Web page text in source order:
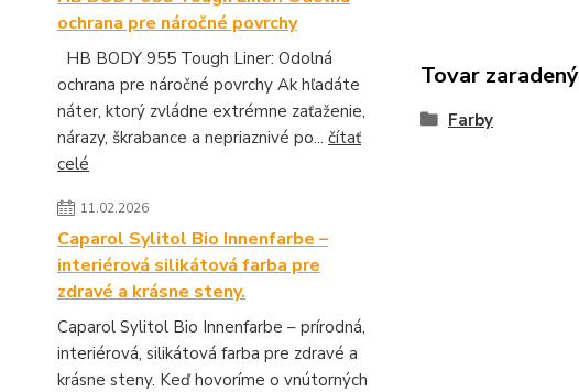
ochrana pre náročné povrchy
HB BODY 955 Tough Liner: Odolná
ochrana pre náročné povrchy Ak hľadáte
náter, ktorý zvládne extrémne zaťaženie,
nárazy, škrabance a nepriaznivé po... čítať
celé
11.02.2026
Caparol Sylitol Bio Innenfarbe –
interiérová silikátová farba pre
zdravé a krásne steny.
Caparol Sylitol Bio Innenfarbe – prírodná,
interiérová, silikátová farba pre zdravé a
krásne steny. Keď hovoríme o vnútorných
Tovar
Farby